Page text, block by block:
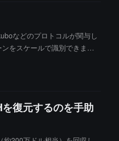
などのプロトコルが関与し
をスケールで識別できま
拡大し、リアルタイムのオ
復元するのを手助